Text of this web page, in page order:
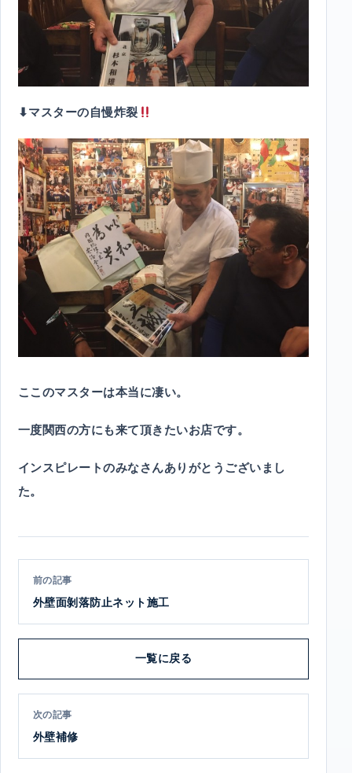
⬇︎マスターの自慢炸裂
ここのマスターは本当に凄い。
一度関西の方にも来て頂きたいお店です。
インスピレートのみなさんありがとうございまし
た。
前の記事
外壁面剝落防止ネット施工
一覧に戻る
次の記事
外壁補修